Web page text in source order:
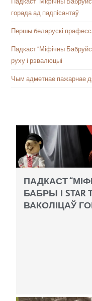
горада ад падпісантаў
Першы беларускі
Падкаст “Міфічны
руху і рэвалюцыі
Чым адметнае пажарнае
ПАДКАСТ
БАБРЫ І STAR
ВАКОЛІЦАЎ